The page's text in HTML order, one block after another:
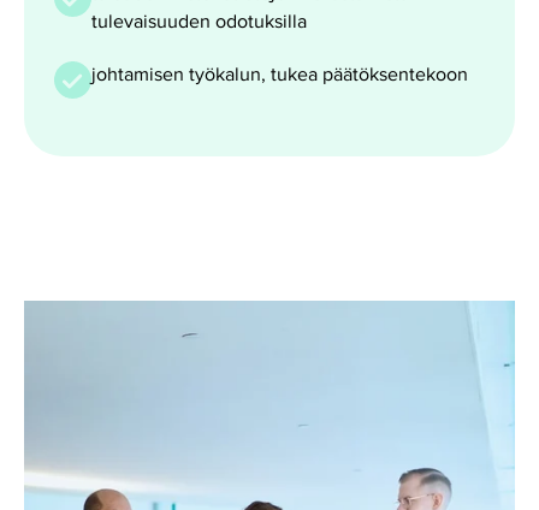
tulevaisuuden odotuksilla
johtamisen työkalun, tukea päätöksentekoon